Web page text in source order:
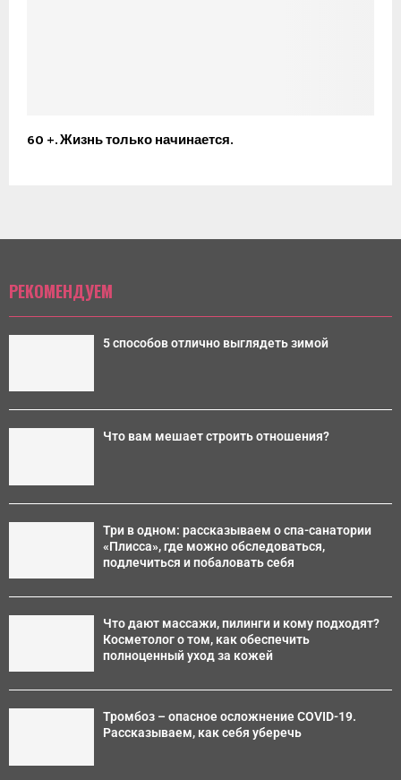
60 +. Жизнь только начинается.
РЕКОМЕНДУЕМ
5 способов отлично выглядеть зимой
Что вам мешает строить отношения?
Три в одном: рассказываем о спа-санатории
«Плисса», где можно обследоваться,
подлечиться и побаловать себя
Что дают массажи, пилинги и кому подходят?
Косметолог о том, как обеспечить
полноценный уход за кожей
Тромбоз – опасное осложнение COVID-19.
Рассказываем, как себя уберечь